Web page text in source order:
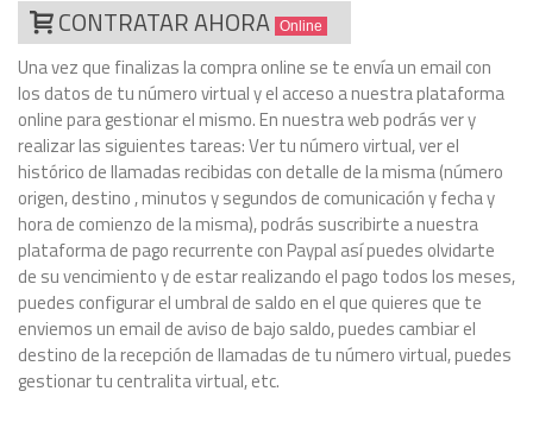
CONTRATAR AHORA Online
Una vez que finalizas la compra online se te envía un email con
los datos de tu número virtual y el acceso a nuestra plataforma
online para gestionar el mismo. En nuestra web podrás ver y
realizar las siguientes tareas: Ver tu número virtual, ver el
histórico de llamadas recibidas con detalle de la misma (número
origen, destino , minutos y segundos de comunicación y fecha y
hora de comienzo de la misma), podrás suscribirte a nuestra
plataforma de pago recurrente con Paypal así puedes olvidarte
de su vencimiento y de estar realizando el pago todos los meses,
puedes configurar el umbral de saldo en el que quieres que te
enviemos un email de aviso de bajo saldo, puedes cambiar el
destino de la recepción de llamadas de tu número virtual, puedes
gestionar tu centralita virtual, etc.